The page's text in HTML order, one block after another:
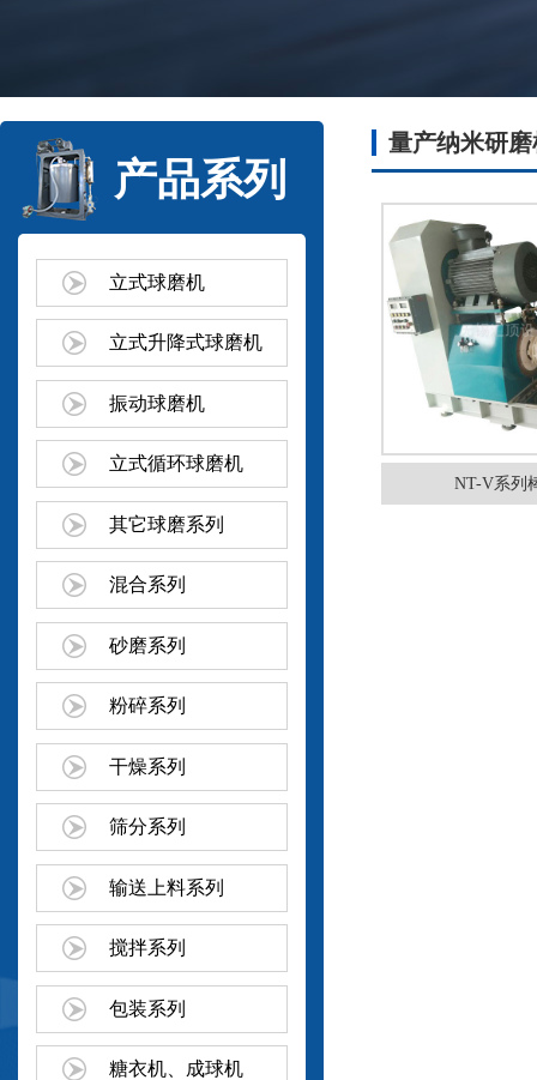
产品系列
立式球磨机
立式升降式球磨机
振动球磨机
立式循环球磨机
其它球磨系列
混合系列
砂磨系列
粉碎系列
干燥系列
筛分系列
输送上料系列
搅拌系列
包装系列
糖衣机、成球机
量产纳米研磨
NT-V系列